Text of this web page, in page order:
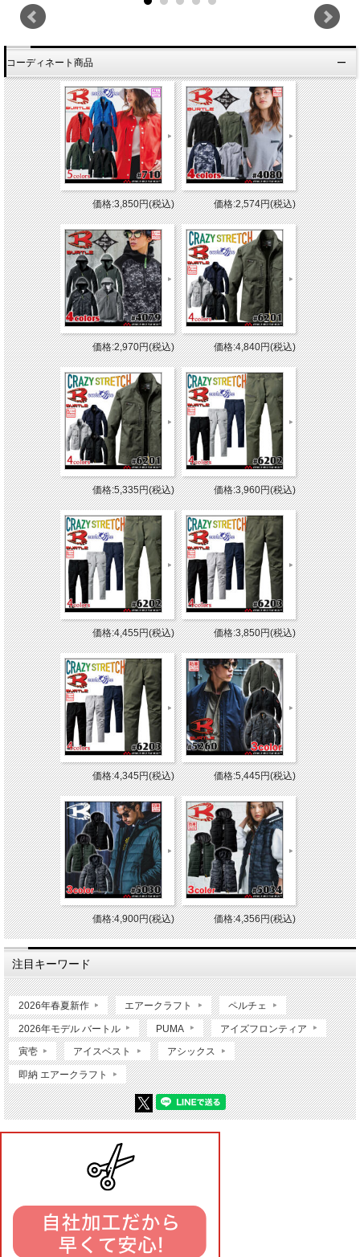
コーディネート商品
価格:3,850円(税込) 価格:2,574円(税込)
価格:2,970円(税込) 価格:4,840円(税込)
価格:5,335円(税込) 価格:3,960円(税込)
価格:4,455円(税込) 価格:3,850円(税込)
価格:4,345円(税込) 価格:5,445円(税込)
価格:4,900円(税込) 価格:4,356円(税込)
注目キーワード
2026年春夏新作 エアークラフト ペルチェ
2026年モデル バートル PUMA アイズフロンティア
寅壱 アイスベスト アシックス
即納 エアークラフト